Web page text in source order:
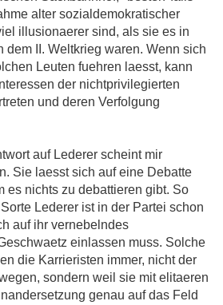
alter sozialdemokratischer
illusionaerer sind, als sie es in
dem II. Weltkrieg waren. Wenn sich
Leuten fuehren laesst, kann
der nichtprivilegierten
und deren Verfolgung
auf Lederer scheint mir
Sie laesst sich auf eine Debatte
es nichts zu debattieren gibt. So
Lederer ist in der Partei schon
auf ihr vernebelndes
einlassen muss. Solche
die Karrieristen immer, nicht der
sondern weil sie mit elitaeren
genau auf das Feld